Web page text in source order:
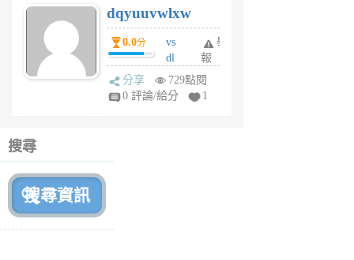
6
個
月
前
dqyuuvwlxw
0.0分
vs
dl
sq
fy
舉
報
分享
729點閱
0 評論/給分
1
搜尋